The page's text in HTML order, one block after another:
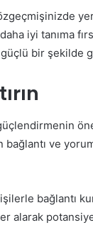
iyi tanıma
bir şekilde
ve
bağlantı
alarak